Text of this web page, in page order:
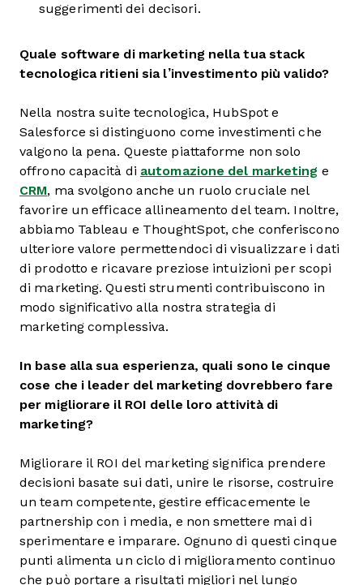
suggerimenti dei decisori.
Quale software di marketing nella tua stack
tecnologica ritieni sia l’investimento più valido?
Nella nostra suite tecnologica, HubSpot e
Salesforce si distinguono come investimenti che
valgono la pena. Queste piattaforme non solo
offrono capacità di automazione del marketing e
CRM, ma svolgono anche un ruolo cruciale nel
favorire un efficace allineamento del team. Inoltre,
abbiamo Tableau e ThoughtSpot, che conferiscono
ulteriore valore permettendoci di visualizzare i dati
di prodotto e ricavare preziose intuizioni per scopi
di marketing. Questi strumenti contribuiscono in
modo significativo alla nostra strategia di
marketing complessiva.
In base alla sua esperienza, quali sono le cinque
cose che i leader del marketing dovrebbero fare
per migliorare il ROI delle loro attività di
marketing?
Migliorare il ROI del marketing significa prendere
decisioni basate sui dati, unire le risorse, costruire
un team competente, gestire efficacemente le
partnership con i media, e non smettere mai di
sperimentare e imparare. Ognuno di questi cinque
punti alimenta un ciclo di miglioramento continuo
che può portare a risultati migliori nel lungo